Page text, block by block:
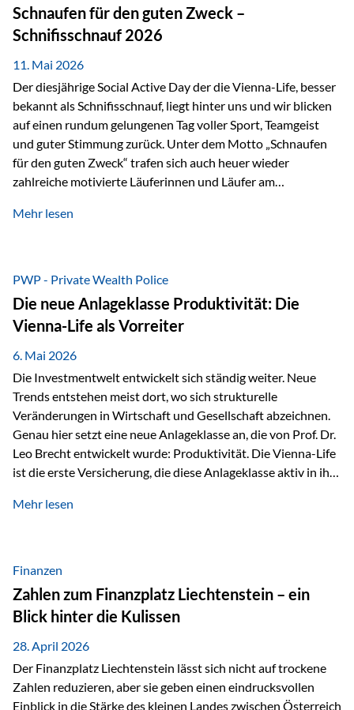
der Oculus Value Capital Fund für einen langfristig
orientierten Value-Investing-Ansatz mit Fokus auf
fundamentale Unternehmensanalyse und nachhaltige
Wertentwicklung. Der Investmentansatz: Value Investing
mit Weitblick Im Zentrum steht ein…
Schnaufen für den guten Zweck –
Schnifisschnauf 2026
11. Mai 2026
Der diesjährige Social Active Day der die Vienna-Life, besser
bekannt als Schnifisschnauf, liegt hinter uns und wir blicken
auf einen rundum gelungenen Tag voller Sport, Teamgeist
und guter Stimmung zurück. Unter dem Motto „Schnaufen
für den guten Zweck“ trafen sich auch heuer wieder
zahlreiche motivierte Läuferinnen und Läufer am
Höchstleistungen für einen guten Zweck zu erbringen. Mit
Mäder gesammelt werden konnten. Die anspruchsvolle
Strecke mit rund 4,8 Kilometern und 680 Höhenmetern
stellte die Teilnehmerinnen und Teilnehmer vor eine
sportliche Herausforderung. Doch…
Mehr lesen
PWP - Private Wealth Police
Die neue Anlageklasse Produktivität: Die
Vienna-Life als Vorreiter
6. Mai 2026
Die Investmentwelt entwickelt sich ständig weiter. Neue
Trends entstehen meist dort, wo sich strukturelle
Veränderungen in Wirtschaft und Gesellschaft abzeichnen.
Genau hier setzt eine neue Anlageklasse an, die von Prof. Dr.
Leo Brecht entwickelt wurde: Produktivität. Die Vienna-Life
ist die erste Versicherung, die diese Anlageklasse aktiv in ihre
Vorreiter. Warum auf das Thema Produktivität setzen? Die
Wirtschaftswachstum, verändern die Spielregeln für
Investoren. Produktivität adressiert genau diese
Herausforderungen, da wirtschaftliches Wachstum
langfristig durch Produktivitätssteigerung entsteht, also
durch die Fähigkeit von Unternehmen, mehr…
Mehr lesen
Finanzen
Zahlen zum Finanzplatz Liechtenstein – ein
Blick hinter die Kulissen
28. April 2026
Der Finanzplatz Liechtenstein lässt sich nicht auf trockene
Zahlen reduzieren, aber sie geben einen eindrucksvollen
Einblick in die Stärke des kleinen Landes zwischen Österreich